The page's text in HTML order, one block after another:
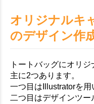
オリジナルキ
のデザイン作
トートバッグにオリ
主に2つあります。
一つ目はIllustratorを用
二つ目はデザインツ